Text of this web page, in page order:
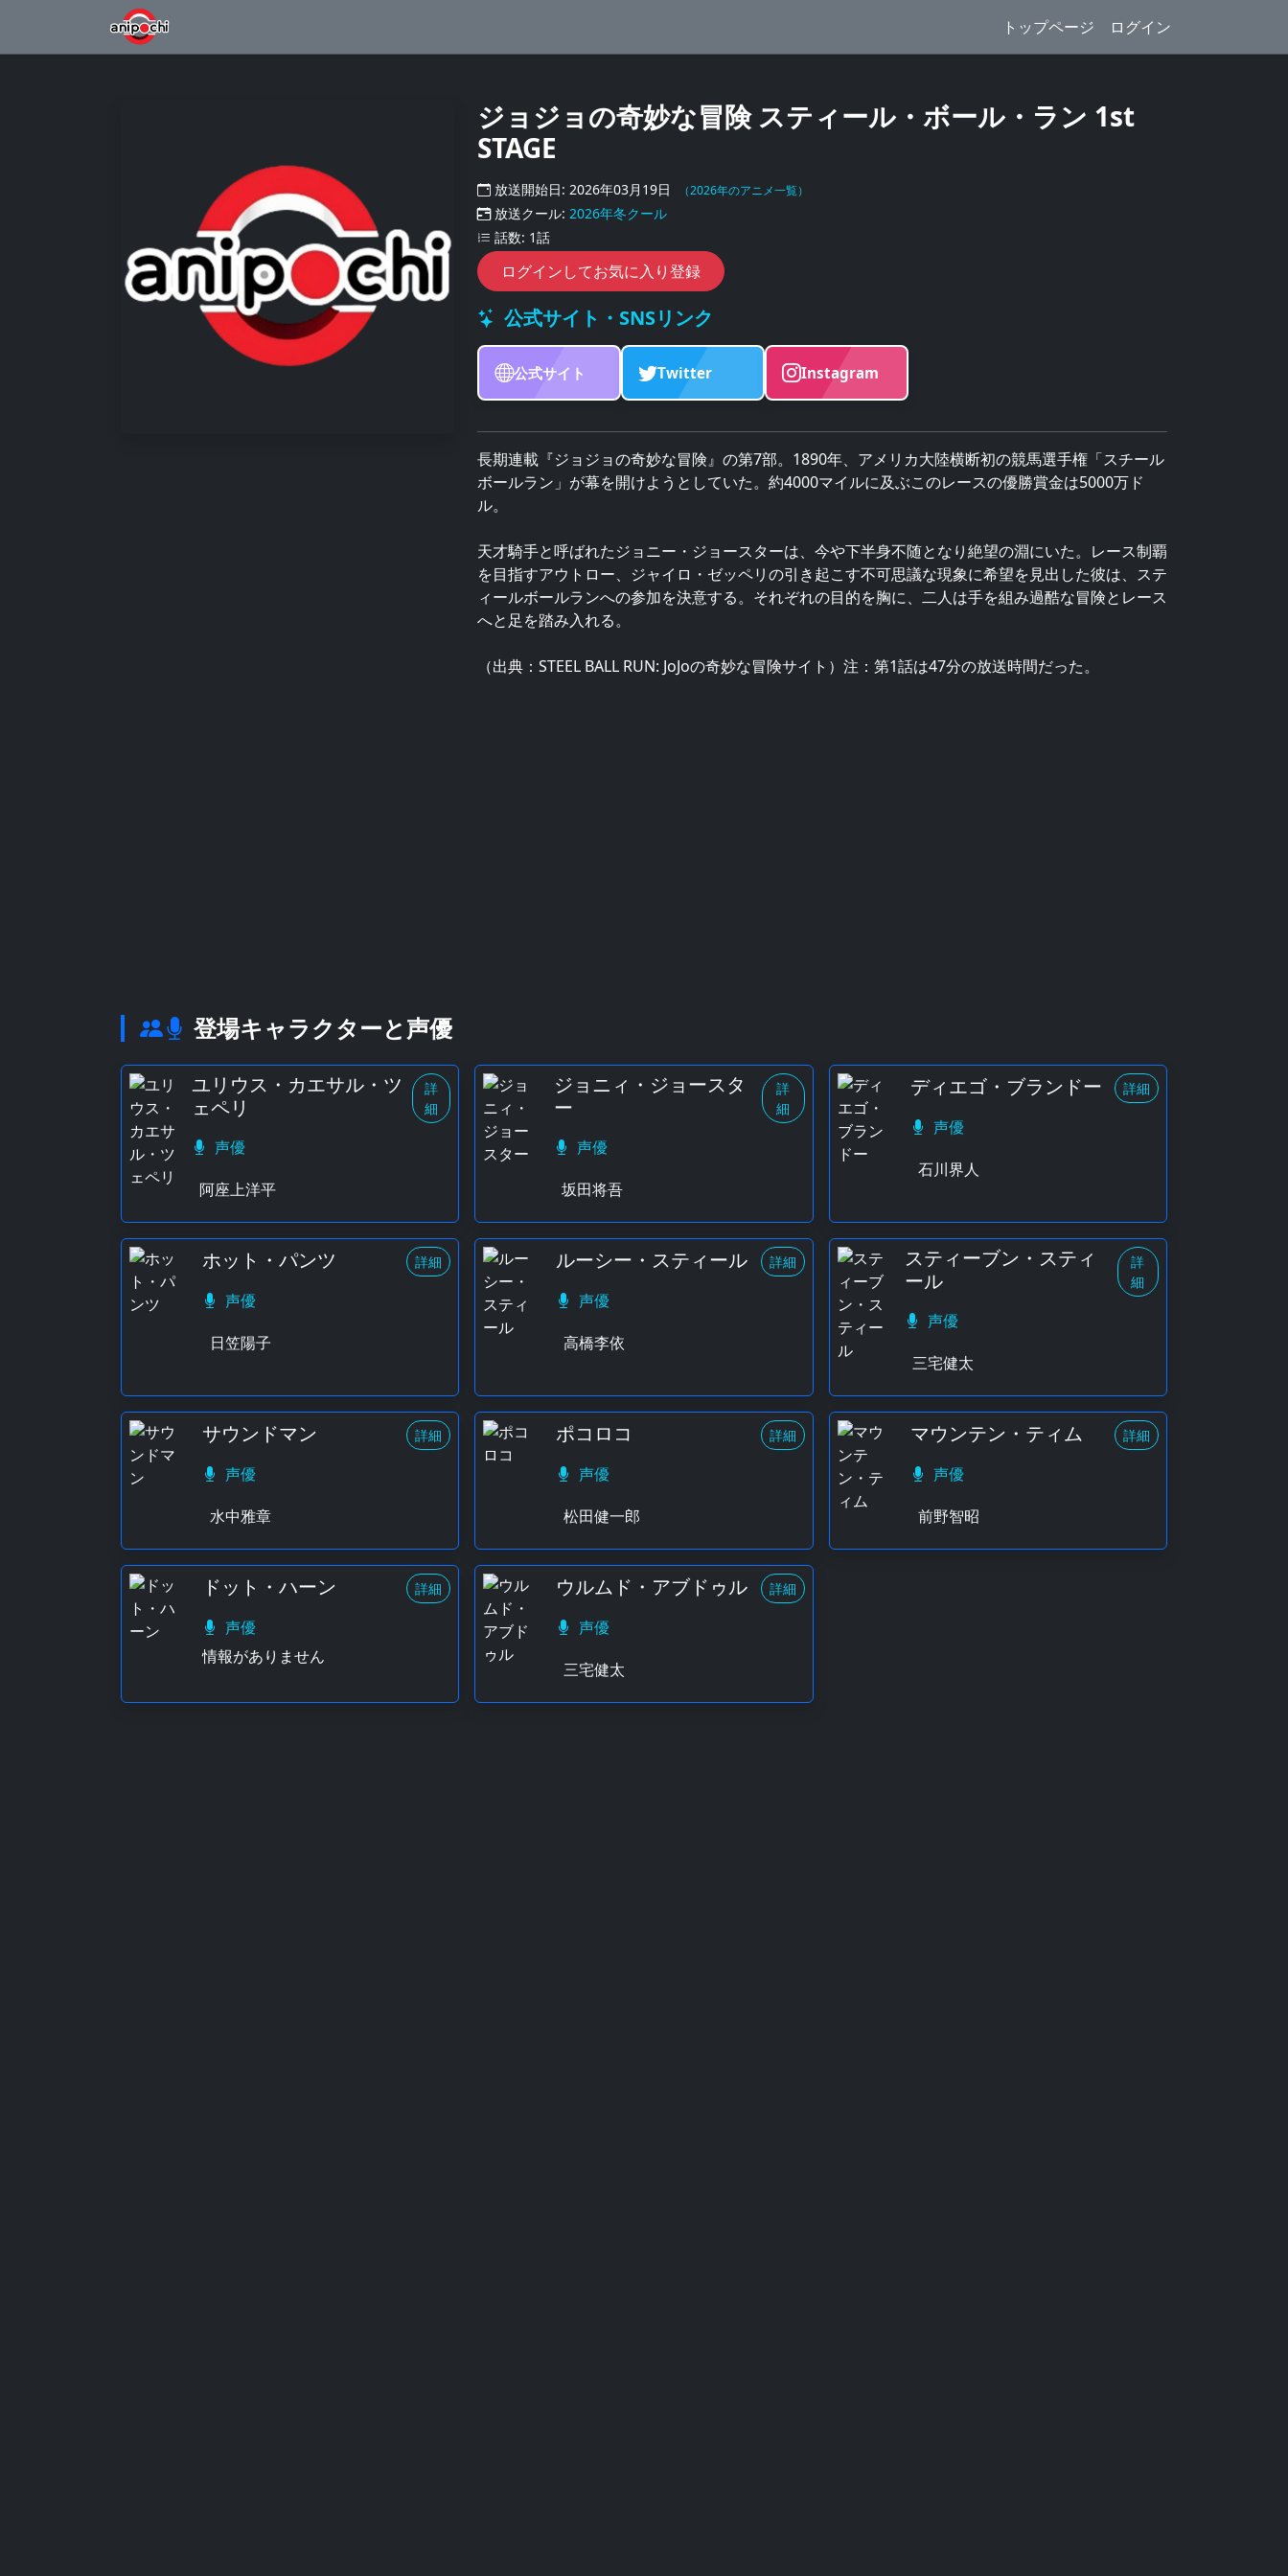
トップページ ログイン
ジョジョの奇妙な冒険 スティール・ボール・ラン 1st
STAGE
放送開始日: 2026年03月19日 （2026年のアニメ一覧）
放送クール: 2026年冬クール
話数: 1話
ログインしてお気に入り登録
公式サイト・SNSリンク
公式サイト Twitter Instagram
長期連載『ジョジョの奇妙な冒険』の第7部。1890年、アメリカ大陸横断初の競馬選手権「スチール
ボールラン」が幕を開けようとしていた。約4000マイルに及ぶこのレースの優勝賞金は5000万ド
ル。
天才騎手と呼ばれたジョニー・ジョースターは、今や下半身不随となり絶望の淵にいた。レース制覇
を目指すアウトロー、ジャイロ・ゼッペリの引き起こす不可思議な現象に希望を見出した彼は、ステ
ィールボールランへの参加を決意する。それぞれの目的を胸に、二人は手を組み過酷な冒険とレース
へと足を踏み入れる。
（出典：STEEL BALL RUN: JoJoの奇妙な冒険サイト）注：第1話は47分の放送時間だった。
登場キャラクターと声優
ユリウス・カエサル・ツ
ェペリ
詳
細
声優
阿座上洋平
ジョニィ・ジョースタ
ー
詳
細
声優
坂田将吾
ディエゴ・ブランドー 詳細
声優
石川界人
ホット・パンツ 詳細
声優
日笠陽子
ルーシー・スティール 詳細
声優
高橋李依
スティーブン・スティ
ール
詳
細
声優
三宅健太
サウンドマン 詳細
声優
水中雅章
ポコロコ 詳細
声優
松田健一郎
マウンテン・ティム 詳細
声優
前野智昭
ドット・ハーン 詳細
声優
情報がありません
ウルムド・アブドゥル 詳細
声優
三宅健太